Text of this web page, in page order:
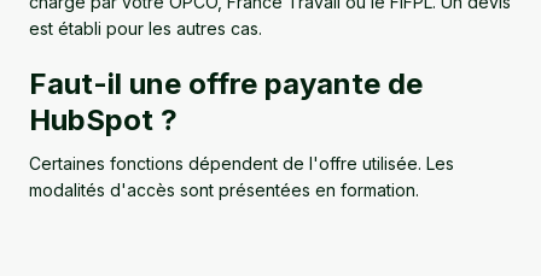
est établi pour les autres cas.
Faut-il une offre payante de
HubSpot ?
Certaines fonctions dépendent de l'offre utilisée. Les
modalités d'accès sont présentées en formation.